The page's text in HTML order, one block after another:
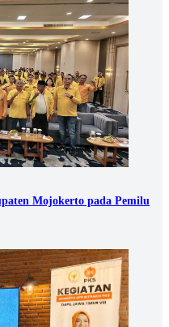
Mojokerto pada Pemilu